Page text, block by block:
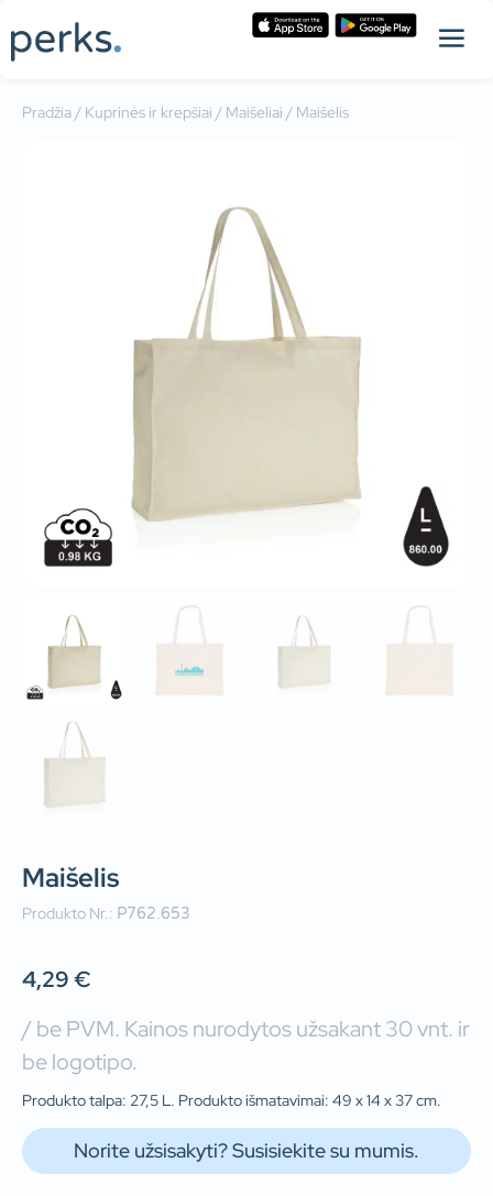
Pradžia/ Kuprinės ir krepšiai / Maišeliai / Maišelis
Maišelis
Produkto Nr.: P762.653
4,29€
/ be PVM. Kainos nurodytos užsakant 30 vnt. ir
be logotipo.
Produkto talpa: 27,5 L. Produkto išmatavimai: 49 x 14 x 37 cm.
Norite užsisakyti? Susisiekite su mumis.